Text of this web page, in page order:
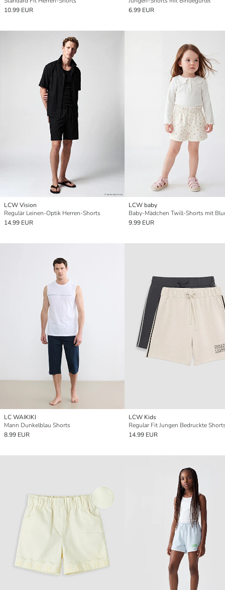
10.99 EUR
6.99 EUR
LCW Vision
Regulär Leinen-Optik Herren-Shorts
14.99 EUR
LCW baby
9.99 EUR
LC WAIKIKI
Mann Dunkelblau Shorts
8.99 EUR
LCW Kids
14.99 EUR